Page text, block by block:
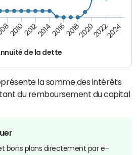
de la dette
20102012201420162018202020222024
la somme des intérêts
du remboursement du capital
bons plans directement par e-